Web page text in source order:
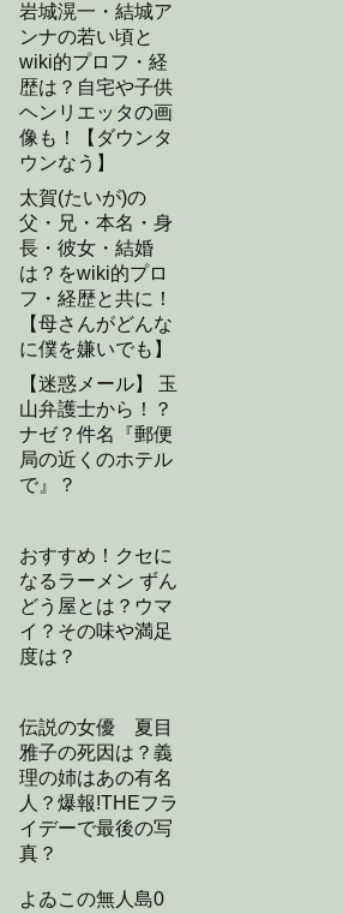
岩城滉一・結城ア
ンナの若い頃と
wiki的プロフ・経
歴は？自宅や子供
ヘンリエッタの画
像も！【ダウンタ
ウンなう】
太賀(たいが)の
父・兄・本名・身
長・彼女・結婚
は？をwiki的プロ
フ・経歴と共に！
【母さんがどんな
に僕を嫌いでも】
【迷惑メール】 玉
山弁護士から！？
ナゼ？件名『郵便
局の近くのホテル
で』？
おすすめ！クセに
なるラーメン ずん
どう屋とは？ウマ
イ？その味や満足
度は？
伝説の女優 夏目
雅子の死因は？義
理の姉はあの有名
人？爆報!THEフラ
イデーで最後の写
真？
よゐこの無人島0